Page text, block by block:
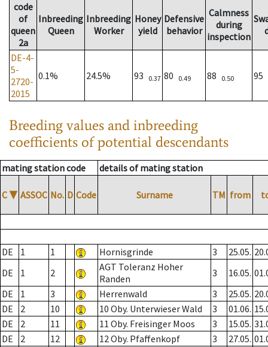
code
of
queen
2a
Inbreeding
Queen
Inbreeding
Worker
Honey
yield
Defensive
behavior
Calmness
during
inspection
DE-4-
5-
2720-
2015
0.1% 24.5% 93 0.37 80 0.49 88 0.50 95
Breeding values and inbreeding
coefficients of potential descendants
mating station code details of mating station
C ▼ ASSOC No. D Code Surname TM from
DE 1 1 Hornisgrinde 3 25.05.
DE
1 2
AGT Toleranz Hoher
Randen
3 16.05.
DE
1 3 Herrenwald 3 25.05.
DE
2 10 10 Oby. Unterwieser Wald 3 01.06.
DE
2 11 11 Oby. Freisinger Moos 3 15.05.
DE
2 12 12 Oby. Pfaffenkopf 3 27.05.